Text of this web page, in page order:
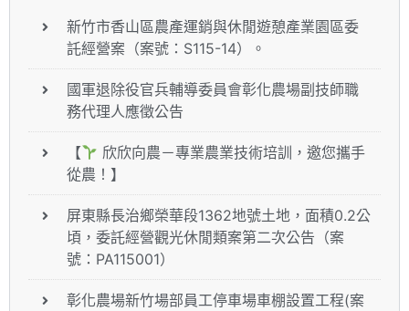
新竹市香山區農產運銷與休閒遊憩產業園區委
託經營案（案號：S115-14）。
國軍退除役官兵輔導委員會彰化農場副技師職
務代理人應徵公告
【
欣欣向農－專業農業技術培訓，邀您攜手
從農！】
屏東縣長治鄉榮華段1362地號土地，面積0.2公
頃，委託經營觀光休閒類案第二次公告（案
號：PA115001）
彰化農場新竹場部員工停車場車棚設置工程(案